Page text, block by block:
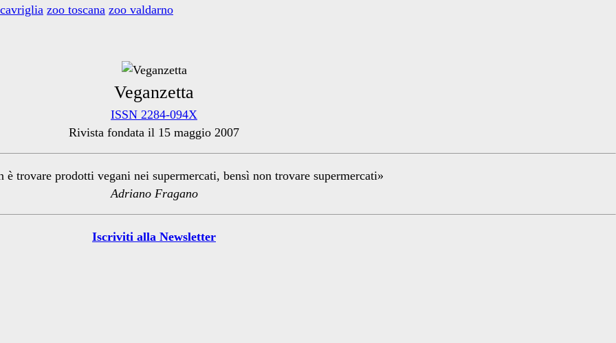
zoo toscana zoo valdarno
Veganzetta
ISSN 2284-094X
Rivista fondata il 15 maggio 2007
è trovare prodotti vegani nei supermercati, bensì non trovare supermercati»
Adriano Fragano
Iscriviti alla Newsletter